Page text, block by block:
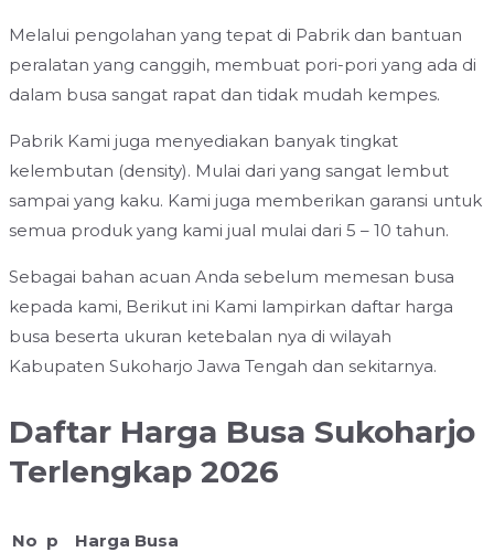
Melalui pengolahan yang tepat di Pabrik dan bantuan
peralatan yang canggih, membuat pori-pori yang ada di
dalam busa sangat rapat dan tidak mudah kempes.
Pabrik Kami juga menyediakan banyak tingkat
kelembutan (density). Mulai dari yang sangat lembut
sampai yang kaku. Kami juga memberikan garansi untuk
semua produk yang kami jual mulai dari 5 – 10 tahun.
Sebagai bahan acuan Anda sebelum memesan busa
kepada kami, Berikut ini Kami lampirkan daftar harga
busa beserta ukuran ketebalan nya di wilayah
Kabupaten Sukoharjo Jawa Tengah dan sekitarnya.
Daftar Harga Busa Sukoharjo
Terlengkap 2026
No p
Harga Busa